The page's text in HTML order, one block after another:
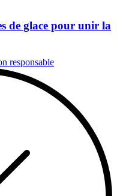
de glace pour unir la
responsable